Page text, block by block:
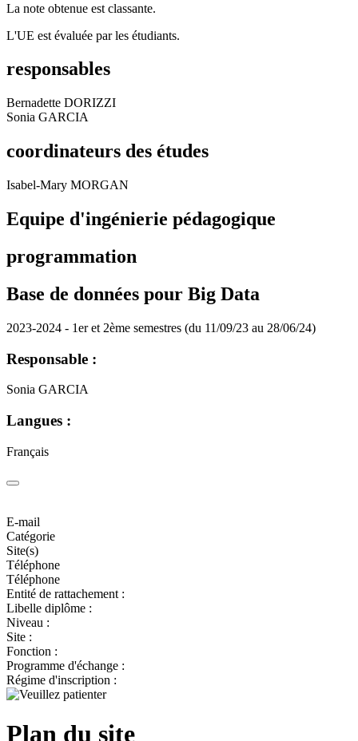
La note obtenue est classante.
L'UE est évaluée par les étudiants.
responsables
Bernadette DORIZZI
Sonia GARCIA
coordinateurs des études
Isabel-Mary MORGAN
Equipe d'ingénierie pédagogique
programmation
Base de données pour Big Data
2023-2024 - 1er et 2ème semestres (du 11/09/23 au 28/06/24)
Responsable :
Sonia GARCIA
Langues :
Français
E-mail
Catégorie
Site(s)
Téléphone
Téléphone
Entité de rattachement :
Libelle diplôme :
Niveau :
Site :
Fonction :
Programme d'échange :
Régime d'inscription :
Plan du site